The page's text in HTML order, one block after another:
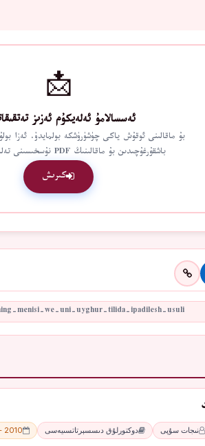
📩
ئەسسالامۇ ئەلەيكۇم ئەزىز
بۇ ماقالىنى ئوقۇش ياكى چۈشۈرۈشكە بولمايدۇ. ئەزا
باشقۇرغۇچىدىن بۇ ماقالىنىڭ PDF نۇسخىسىنى تەلەپ قىلالايسىز.
كىرىش
نىجات سۇپى دوكتورلۇق دىسسېرتاتسىيەسى 2010 - يىل